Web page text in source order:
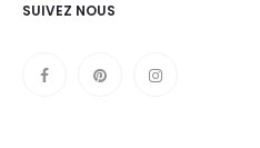
SUIVEZ NOUS